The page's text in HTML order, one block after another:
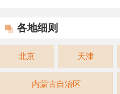
各地细则
北京 天津
内蒙古自治区